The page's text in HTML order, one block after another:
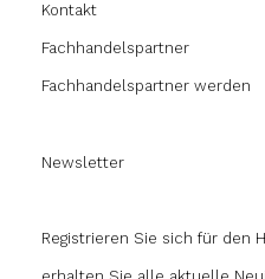
Kontakt
Fachhandelspartner
Fachhandelspartner werden
Newsletter
Registrieren Sie sich für den